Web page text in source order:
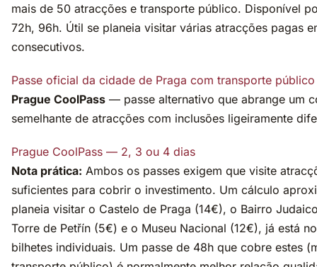
mais de 50 atracções e transporte público. Disponível
72h, 96h. Útil se planeia visitar várias atracções pagas
consecutivos.
Passe oficial da cidade de Praga com transporte público
Prague CoolPass — passe alternativo que abrange um
semelhante de atracções com inclusões ligeiramente
Prague CoolPass — 2, 3 ou 4 dias
Nota prática: Ambos os passes exigem que visite
suficientes para cobrir o investimento. Um cálculo
planeia visitar o Castelo de Praga (14€), o Bairro
Torre de Petřín (5€) e o Museu Nacional (12€), já está
bilhetes individuais. Um passe de 48h que cobre estes